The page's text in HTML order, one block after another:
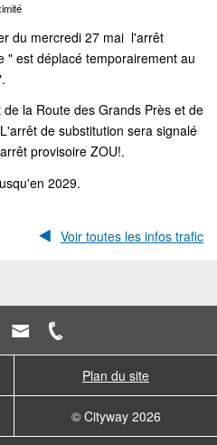
du mercredi 27 mai l'arrêt
" est déplacé temporairement au
la Route des Grands Près et de
de substitution sera signalé
provisoire ZOU!.
2029.
Voir toutes les infos trafic
Plan du site
© Cityway 2026